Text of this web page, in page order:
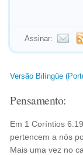
Assinar:
Versão Bilíngüe
Pensamento:
Em 1 Coríntios
pertencem a nós
Mais uma vez no